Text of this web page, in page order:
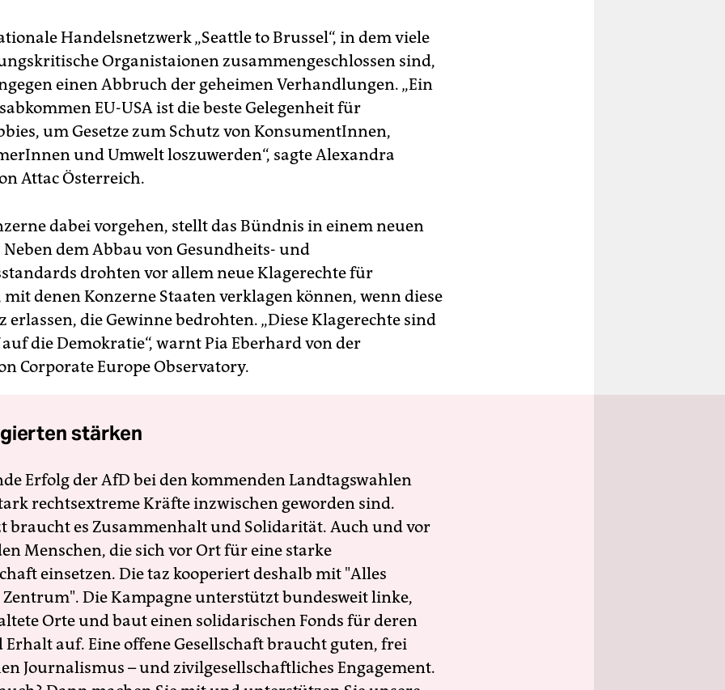
Handelsnetzwerk „Seattle to Brussel“, in dem viele
Organistaionen zusammengeschlossen sind,
einen Abbruch der geheimen Verhandlungen. „Ein
EU-USA ist die beste Gelegenheit für
um Gesetze zum Schutz von KonsumentInnen,
und Umwelt loszuwerden“, sagte Alexandra
Attac Österreich.
dabei vorgehen, stellt das Bündnis in einem neuen
Neben dem Abbau von Gesundheits- und
drohten vor allem neue Klagerechte für
denen Konzerne Staaten verklagen können, wenn diese
erlassen, die Gewinne bedrohten. „Diese Klagerechte sind
die Demokratie“, warnt Pia Eberhard von der
Corporate Europe Observatory.
stärken
Erfolg der AfD bei den kommenden Landtagswahlen
rechtsextreme Kräfte inzwischen geworden sind.
braucht es Zusammenhalt und Solidarität. Auch und vor
Menschen, die sich vor Ort für eine starke
einsetzen. Die taz kooperiert deshalb mit "Alles
Die Kampagne unterstützt bundesweit linke,
Orte und baut einen solidarischen Fonds für deren
Erhalt auf. Eine offene Gesellschaft braucht guten, frei
Journalismus – und zivilgesellschaftliches Engagement.